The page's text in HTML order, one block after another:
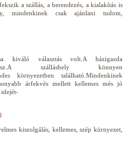
a szállás, a berendezés, a kialakítás is
mindenkinek csak ajánlani tudom,
kiváló választás volt.A házigazda
szálláshely könnyen
környezetben található.Mindenkinek
árfekvés mellett kellemes més jó
idejét-
kiszolgálás, kellemes, szép környezet,